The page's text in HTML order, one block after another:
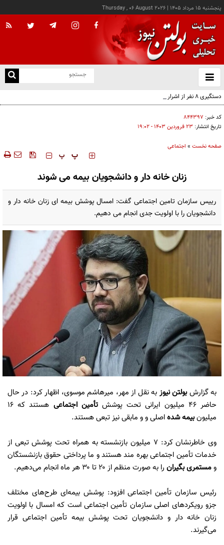
پنجشنبه ۱۵ مرداد ۱۴۰۵ |
Thursday , 06 August 2026
باز
و
دستگیری ۸ نفر از اشرار مسلح شاخص و مرتبطین گروهک‌های تروریستی
کد خبر: ۸۴۴۳۹۷
تاریخ انتشار: ۲۳ فروردين ۱۴۰۳ - ۱۹:۰۲
صفحه نخست » اجتماعی
‍‍‍ پ پ
زنان خانه دار و دانشجویان بیمه می شوند
رییس سازمان تامین اجتماعی گفت: امسال پوشش بیمه ای زنان خانه دار و
دانشجویان را با اولویت جدی انجام می دهیم.
به گزارشبولتن نیوز به نقل از مهر، میرهاشم موسوی، اظهار کرد: در حال
حاضر ۴۶ میلیون ایرانی تحت پوشش
تأمین اجتماعی
هستند که ۱۶
میلیونبیمه شدهاصلی و و مابقی نیز تبعی هستند.
وی خاطرنشان کرد: ۷ میلیون بازنشسته به همراه تحت پوشش تبعی از
خدمات تأمین اجتماعی بهره مند هستند و ما پرداختی حقوق بازنشستگان
ومستمری بگیران را به صورت منظم از ۲۰ تا ۳۰ هر ماه انجام می‌دهیم.
رئیس سازمان تأمین اجتماعی افزود: پوشش بیمه‌ای طرح‌های مختلف
جزو رویکردهای اصلی سازمان تأمین اجتماعی است که امسال با اولویت
زنان خانه دار و دانشجویان تحت پوشش بیمه تأمین اجتماعی قرار
می‌گیرند.